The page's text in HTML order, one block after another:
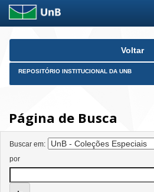
Skip
Voltar
REPOSITÓRIO INSTITUCIONAL DA UNB
Página de Busca
Buscar em:
por